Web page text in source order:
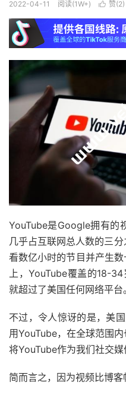
2022-04-11 阅读(1W+)  赞(2)
YouTube是Google拥有的
几乎占互联网总人数的三
看数亿小时的节目并产生
上，YouTube覆盖的18-
就超过了美国任何网络平台。
不过，令人惊讶的是，美
用YouTube，在全球范围
将YouTube作为我们社交媒
简而言之，因为视频比博客